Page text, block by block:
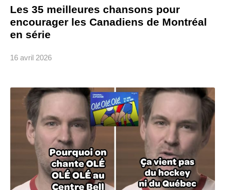
Les 35 meilleures chansons pour
encourager les Canadiens de Montréal
en série
16 avril 2026